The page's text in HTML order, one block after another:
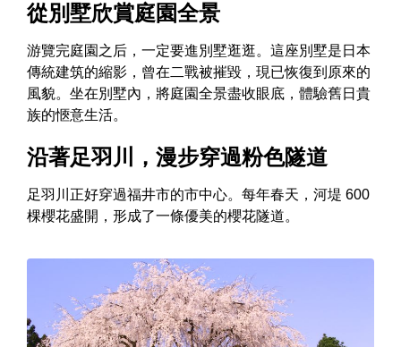
從別墅欣賞庭園全景
游覽完庭園之后，一定要進別墅逛逛。這座別墅是日本
傳統建筑的縮影，曾在二戰被摧毀，現已恢復到原來的
風貌。坐在別墅內，將庭園全景盡收眼底，體驗舊日貴
族的愜意生活。
沿著足羽川，漫步穿過粉色隧道
足羽川正好穿過福井市的市中心。每年春天，河堤 600
棵櫻花盛開，形成了一條優美的櫻花隧道。